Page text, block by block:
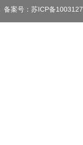
滑动轮（拖辊）及其它
工业称重系列
备案号：苏ICP备